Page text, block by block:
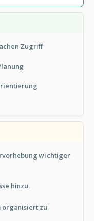
Zugriff
wichtiger
hinzu.
organisiert zu